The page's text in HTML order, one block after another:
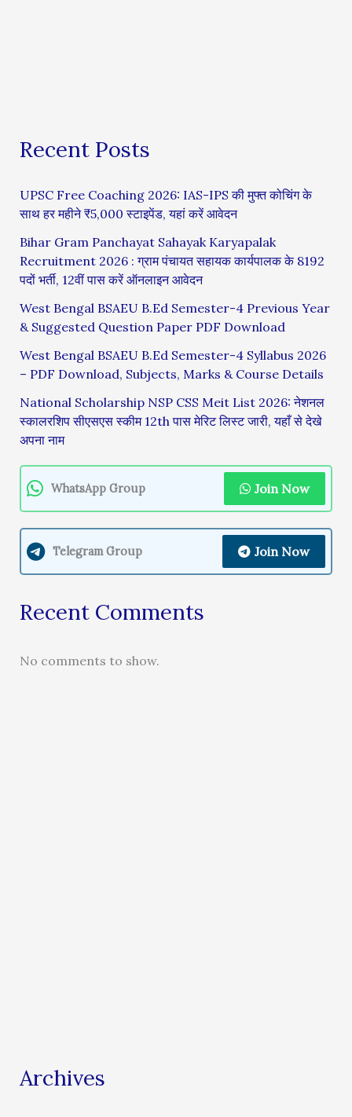
Recent Posts
UPSC Free Coaching 2026: IAS-IPS की मुफ्त कोचिंग के
साथ हर महीने ₹5,000 स्टाइपेंड, यहां करें आवेदन
Bihar Gram Panchayat Sahayak Karyapalak
Recruitment 2026 : ग्राम पंचायत सहायक कार्यपालक के 8192
पदों भर्ती, 12वीं पास करें ऑनलाइन आवेदन
West Bengal BSAEU B.Ed Semester-4 Previous Year
& Suggested Question Paper PDF Download
West Bengal BSAEU B.Ed Semester-4 Syllabus 2026
– PDF Download, Subjects, Marks & Course Details
National Scholarship NSP CSS Meit List 2026: नेशनल
स्कालरशिप सीएसएस स्कीम 12th पास मेरिट लिस्ट जारी, यहाँ से देखे
अपना नाम
WhatsApp Group Join Now
Telegram Group Join Now
Recent Comments
No comments to show.
Archives